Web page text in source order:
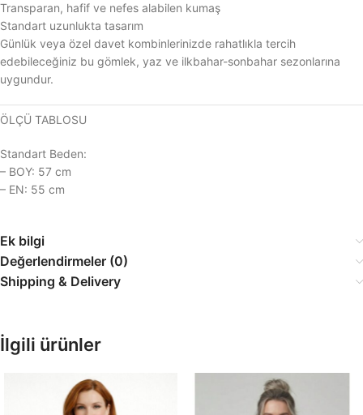
Transparan, hafif ve nefes alabilen kumaş
Standart uzunlukta tasarım
Günlük veya özel davet kombinlerinizde rahatlıkla tercih
edebileceğiniz bu gömlek, yaz ve ilkbahar-sonbahar sezonlarına
uygundur.
ÖLÇÜ TABLOSU
Standart Beden:
– BOY: 57 cm
– EN: 55 cm
Ek bilgi
Değerlendirmeler (0)
Shipping & Delivery
İlgili ürünler